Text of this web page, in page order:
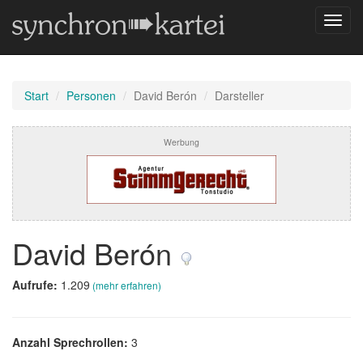
Start Personen David Berón Darsteller
Werbung
David Berón
Aufrufe: 1.209 (mehr erfahren)
Anzahl Sprechrollen: 3